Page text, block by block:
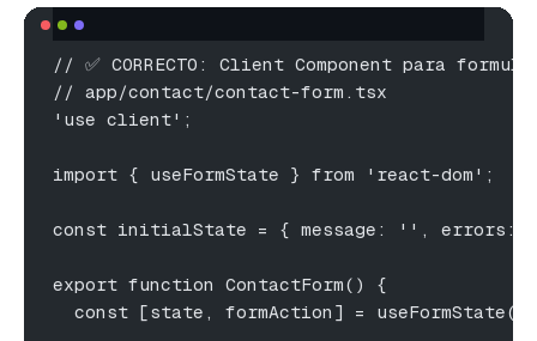
// ✅ CORRECTO: Client Component para
// app/contact/contact-form.tsx
'use client';
import { useFormState } from 'react-dom';
const initialState = { message: '', errors:
export function ContactForm() {
const [state, formAction] =